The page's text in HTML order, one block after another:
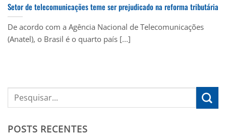
Setor de telecomunicações teme ser prejudicado na reforma tributária
De acordo com a Agência Nacional de Telecomunicações
(Anatel), o Brasil é o quarto país [...]
POSTS RECENTES